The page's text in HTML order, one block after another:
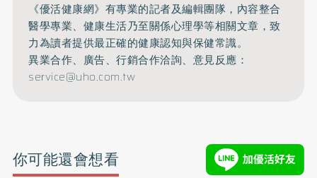
《優活健康網》有專業的記者及編輯團隊，內容整合
醫學專業、健康生活乃至關係心理學等相關文章，致
力為讀者提供最正確的健康認知與保健常識。
異業合作、廣告、行銷合作洽詢、意見反應：
service@uho.com.tw
你可能還會想看